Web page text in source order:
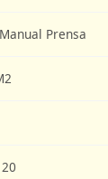
Prensa